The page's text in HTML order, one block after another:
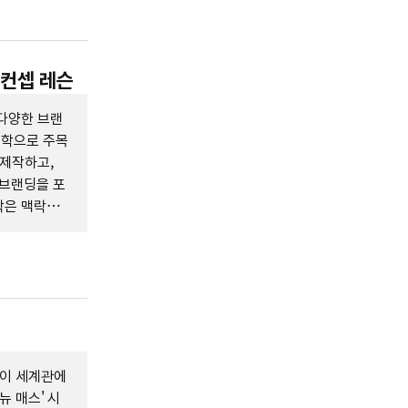
셉 레슨
양한 브랜
으로 주목
작하고,
랜딩을 포
은 맥락에
세계관에
매스' 시